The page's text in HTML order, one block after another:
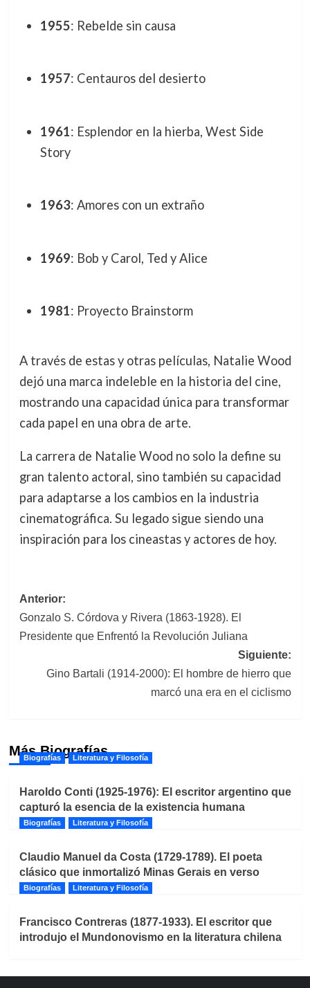
1955: Rebelde sin causa
1957: Centauros del desierto
1961: Esplendor en la hierba, West Side
Story
1963: Amores con un extraño
1969: Bob y Carol, Ted y Alice
1981: Proyecto Brainstorm
A través de estas y otras películas, Natalie Wood
dejó una marca indeleble en la historia del cine,
mostrando una capacidad única para transformar
cada papel en una obra de arte.
La carrera de Natalie Wood no solo la define su
gran talento actoral, sino también su capacidad
para adaptarse a los cambios en la industria
cinematográfica. Su legado sigue siendo una
inspiración para los cineastas y actores de hoy.
Navegación
de
entradas
Anterior:
Gonzalo S. Córdova y Rivera (1863-1928). El
Presidente que Enfrentó la Revolución Juliana
Siguiente:
Gino Bartali (1914-2000): El hombre de hierro que
marcó una era en el ciclismo
Más Biografías
Biografías Literatura y Filosofía
Haroldo Conti (1925-1976): El escritor argentino que
capturó la esencia de la existencia humana
Biografías Literatura y Filosofía
Claudio Manuel da Costa (1729-1789). El poeta
clásico que inmortalizó Minas Gerais en verso
Biografías Literatura y Filosofía
Francisco Contreras (1877-1933). El escritor que
introdujo el Mundonovismo en la literatura chilena